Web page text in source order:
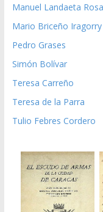
Manuel Landaeta
Mario Briceño Iragorry
Pedro Grases
Simón Bolívar
Teresa Carreño
Teresa de la Parra
Tulio Febres Cordero